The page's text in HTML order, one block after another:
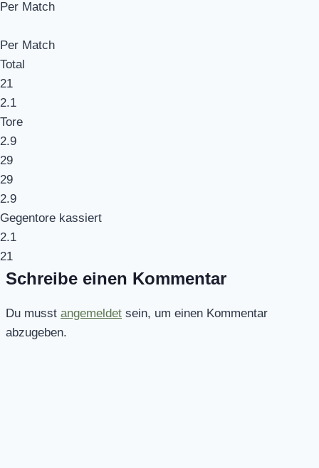
Per Match
Per Match
Total
21
2.1
Tore
2.9
29
29
2.9
Gegentore kassiert
2.1
21
Schreibe einen Kommentar
Du musst angemeldet sein, um einen Kommentar
abzugeben.